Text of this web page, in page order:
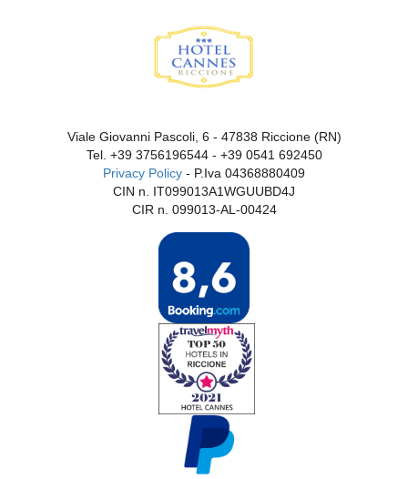
Viale Giovanni Pascoli, 6 - 47838 Riccione (RN)
Tel. +39 3756196544- +39 0541 692450
Privacy Policy - P.Iva 04368880409
CIN n. IT099013A1WGUUBD4J
CIR n. 099013-AL-00424